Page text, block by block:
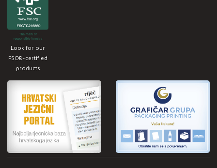
Look for our
FSC®-certified
products